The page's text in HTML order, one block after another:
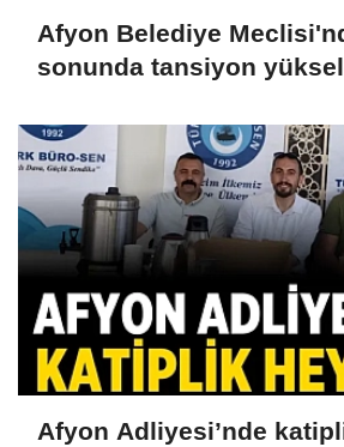
Afyon Belediye
sonunda tansiyon
Afyon Adliyesi’nde